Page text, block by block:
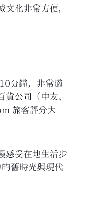
化非常方便，
分鐘，非常適
公司（中友、
旅客評分大
感受在地生活步
舊時光與現代